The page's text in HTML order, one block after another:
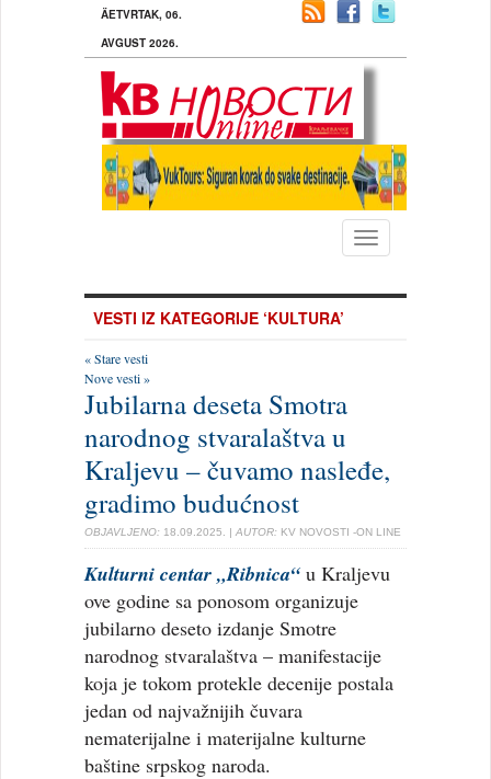
ÄETVRTAK, 06.
AVGUST 2026.
Toggle
navigation
VESTI IZ KATEGORIJE ‘KULTURA’
« Stare vesti
Nove vesti »
Jubilarna deseta Smotra
narodnog stvaralaštva u
Kraljevu – čuvamo nasleđe,
gradimo budućnost
OBJAVLJENO: 18.09.2025. | AUTOR: KV NOVOSTI -ON LINE
Kulturni centar „Ribnica“ u Kraljevu
ove godine sa ponosom organizuje
jubilarno deseto izdanje Smotre
narodnog stvaralaštva – manifestacije
koja je tokom protekle decenije postala
jedan od najvažnijih čuvara
nematerijalne i materijalne kulturne
baštine srpskog naroda.